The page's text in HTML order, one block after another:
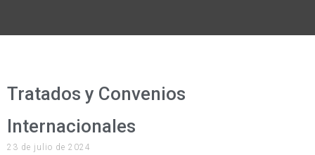
Tratados y Convenios
Internacionales
23 de julio de 2024